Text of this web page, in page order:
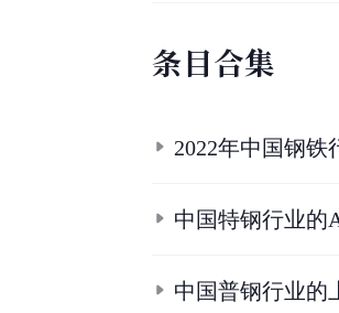
条目合集
2022年中国钢铁
中国特钢行业的
中国普钢行业的